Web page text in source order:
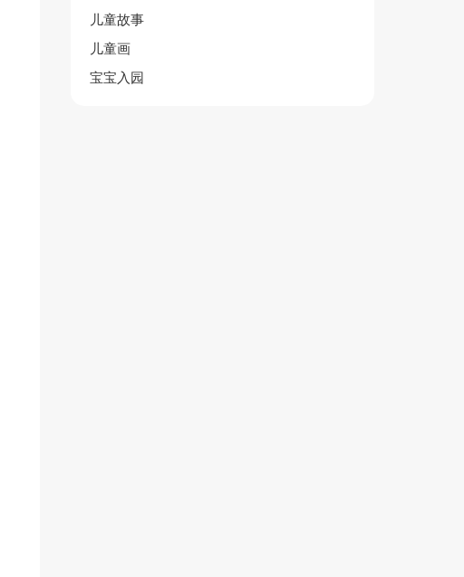
儿童故事
儿童画
宝宝入园